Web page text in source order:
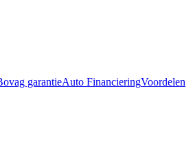
garantieAuto FinancieringVoordelen